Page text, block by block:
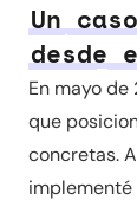
Un
desde
En mayo
que
concretas.